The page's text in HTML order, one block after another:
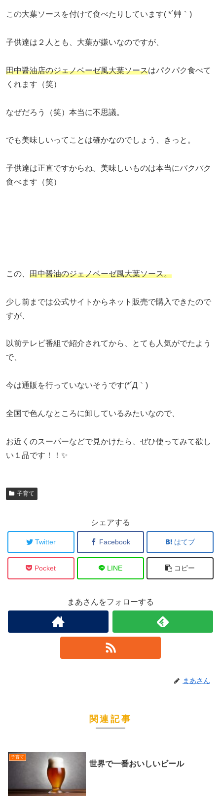
この大葉ソースを付けて食べたりしています( *´艸｀)
子供達は２人とも、大葉が嫌いなのですが、
田中醤油店のジェノベーゼ風大葉ソースはパクパク食べて
くれます（笑）
なぜだろう（笑）本当に不思議。
でも美味しいってことは確かなのでしょう、きっと。
子供達は正直ですからね。美味しいものは本当にパクパク
食べます（笑）
この、 田中醤油のジェノベーゼ風大葉ソース。
少し前までは公式サイトからネット販売で購入できたので
すが、
以前テレビ番組で紹介されてから、とても人気がでたよう
で、
今は通販を行っていないそうです(*´Д｀)
全国で色んなところに卸しているみたいなので、
お近くのスーパーなどで見かけたら、ぜひ使ってみて欲し
い１品です！！✨
子育て
シェアする
Twitter Facebook はてブ
Pocket LINE コピー
まあさんをフォローする
まあさん
関連記事
子育て
世界で一番おいしいビール